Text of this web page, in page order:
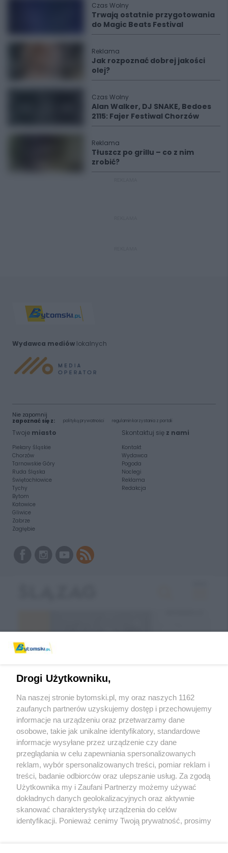
Czas Wolny
Trwają ostatnie przygotowania
do Magic Beats Festival
Reklama
Jak rozpoznać dobrej jakości
olej?
Czas Wolny
Alan Walker, DJ SNAKE, Bedoes
2115: Fajer Festiwal Chorzów
Reklama
Tłuszcz po grillu – co z nim
zrobić?
Wydawca mediówlokalnych
Nie zapomnij
zapoznać się z:
polityką prywatności regulamin korzystania z portali
Twoje miasto
Piekary Śląskie
Chorzów
Tarnowskie Góry
Ruda Śląska
Świętochłowice
Tychy
Bytom
Katowice
Gliwice
Zabrze
Zagłębie
Skontaktuj się z nami
Kontakt
Wydawca
Pogoda
Noclegi
Reklama
Redakcja
Wróć do strony głównej
piekary.info
0%
Drogi Użytkowniku,
Na naszej stronie bytomski.pl, my oraz naszych 1162
zaufanych partnerów uzyskujemy dostęp i przechowujemy
informacje na urządzeniu oraz przetwarzamy dane
osobowe, takie jak unikalne identyfikatory, standardowe
informacje wysyłane przez urządzenie czy dane
przeglądania w celu zapewniania spersonalizowanych
reklam, wybór spersonalizowanych treści, pomiar reklam i
treści, badanie odbiorców oraz ulepszanie usług. Za zgodą
Użytkownika my i Zaufani Partnerzy możemy używać
dokładnych danych geolokalizacyjnych oraz aktywnie
skanować charakterystykę urządzenia do celów
identyfikacji. Ponieważ cenimy Twoją prywatność, prosimy